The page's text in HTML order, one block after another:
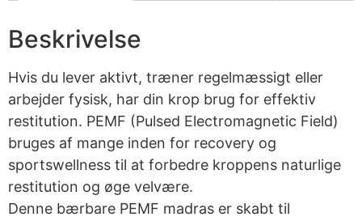
Beskrivelse
Hvis du lever aktivt, træner regelmæssigt eller
arbejder fysisk, har din krop brug for effektiv
restitution. PEMF (Pulsed Electromagnetic Field)
bruges af mange inden for recovery og
sportswellness til at forbedre kroppens naturlige
restitution og øge velvære.
Denne bærbare PEMF madras er skabt til